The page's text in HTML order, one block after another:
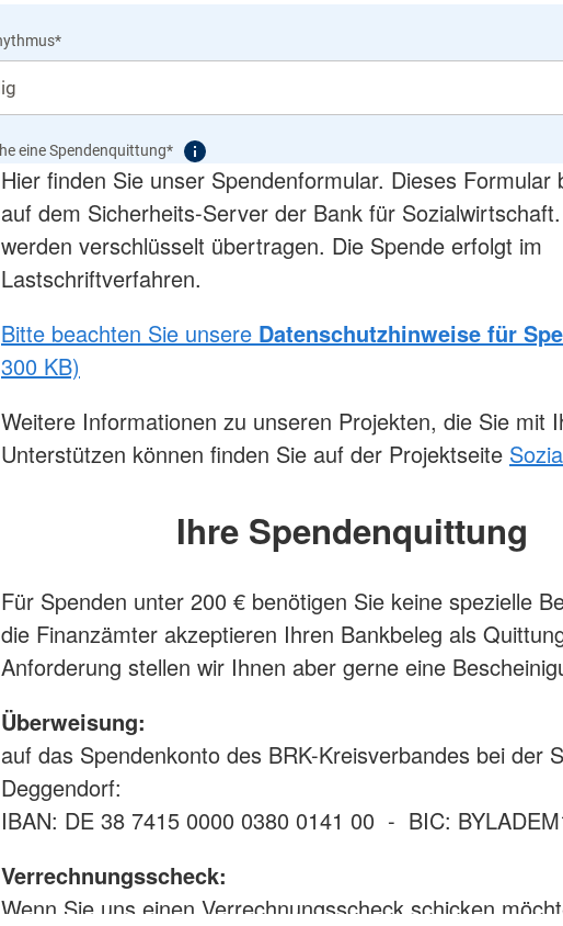
Hier finden Sie unser Spendenformular. Dieses Formular
auf dem Sicherheits-Server der Bank für
werden verschlüsselt übertragen. Die Spende erfolgt im
Lastschriftverfahren.
Bitte beachten Sie unsere Datenschutzhinweise für
300 KB)
Weitere Informationen zu unseren Projekten, die Sie mit
Unterstützen können finden Sie auf der Projektseite
Ihre Spendenquittung
Für Spenden unter 200 € benötigen Sie keine spezielle
die Finanzämter akzeptieren Ihren Bankbeleg als
Anforderung stellen wir Ihnen aber gerne eine
Überweisung:
auf das Spendenkonto des BRK-Kreisverbandes bei der
Deggendorf:
IBAN: DE 38 7415 0000 0380 0141 00 - BIC:
Verrechnungsscheck:
Wenn Sie uns einen Verrechnungsscheck schicken